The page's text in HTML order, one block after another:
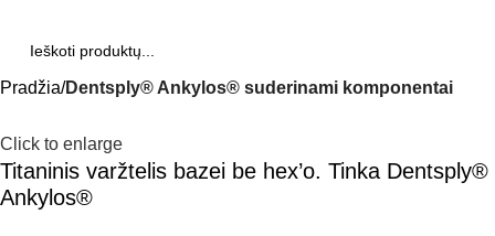
Pradžia Dentsply® Ankylos® suderinami komponentai
Click to enlarge
Titaninis varžtelis bazei be hex’o. Tinka Dentsply®
Ankylos®